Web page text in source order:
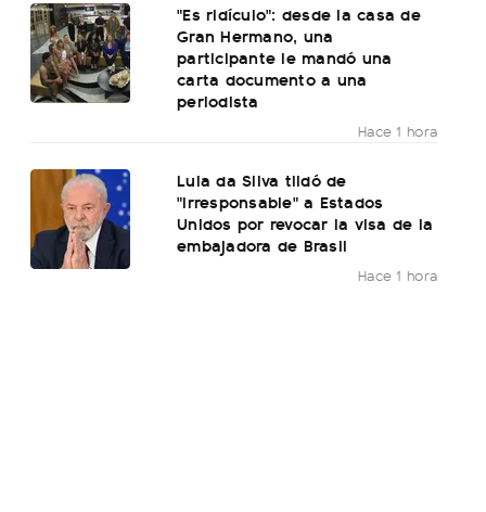
"Es ridículo": desde la casa de
Gran Hermano, una
participante le mandó una
carta documento a una
periodista
Hace 1 hora
Lula da Silva tildó de
"irresponsable" a Estados
Unidos por revocar la visa de la
embajadora de Brasil
Hace 1 hora